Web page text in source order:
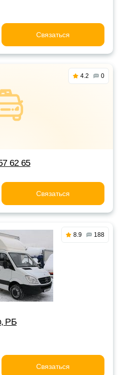
Связаться
4.2 0
62 65
Связаться
8.9 188
РБ
Связаться